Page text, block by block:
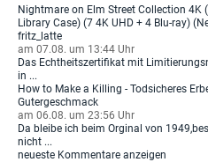
Nightmare on Elm Street Collection 4K
Library Case) (7 4K UHD + 4 Blu-ray)
fritz_latte
am 07.08. um 13:44 Uhr
Das Echtheitszertifikat mit
in ...
How to Make a Killing - Todsicheres
Gutergeschmack
am 06.08. um 23:56 Uhr
Da bleibe ich beim Orginal von
nicht ...
neueste Kommentare anzeigen